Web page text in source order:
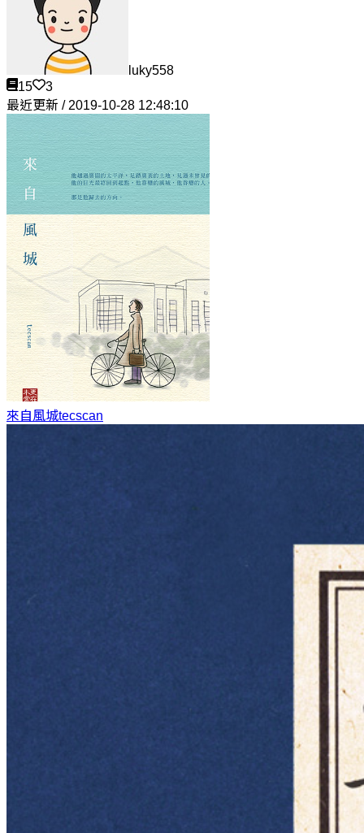
luky558
15
3
最近更新 / 2019-10-28 12:48:10
來自風城tecscan